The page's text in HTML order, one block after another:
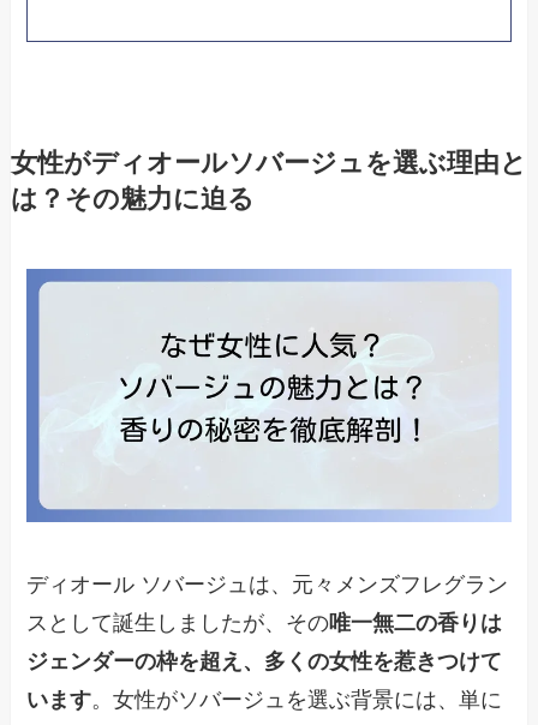
女性がディオールソバージュを選ぶ理由と
は？その魅力に迫る
ディオール ソバージュは、元々メンズフレグラン
スとして誕生しましたが、その唯一無二の香りは
ジェンダーの枠を超え、多くの女性を惹きつけて
います。女性がソバージュを選ぶ背景には、単に